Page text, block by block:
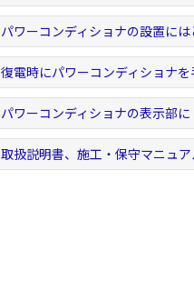
パワーコンディショナの設置に
復電時にパワーコンディショナ
パワーコンディショナの表示部
取扱説明書、施工・保守マニュア